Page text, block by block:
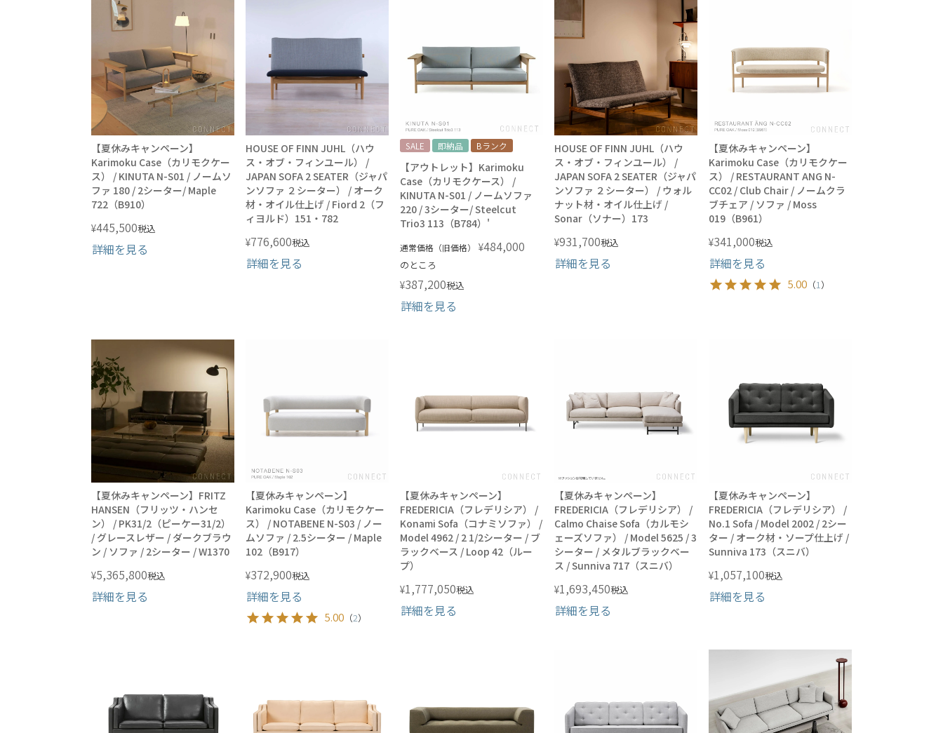
【夏休みキャンペーン】
Karimoku Case（カリモクケー
ス） / KINUTA N-S01 / ノームソ
ファ 180 / 2シーター/ Maple
722（B910）
¥445,500税込
詳細を見る
HOUSE OF FINN JUHL（ハウ
ス・オブ・フィンユール） /
JAPAN SOFA 2 SEATER（ジャパ
ンソファ ２シーター） / オーク
材・オイル仕上げ / Fiord 2（フ
ィヨルド）151・782
¥776,600税込
詳細を見る
SALE 即納品 Bランク
【アウトレット】Karimoku
Case（カリモクケース） /
KINUTA N-S01 / ノームソファ
220 / 3シーター/ Steelcut
Trio3 113（B784）'
通常価格（旧価格） ¥484,000
のところ
¥387,200税込
詳細を見る
HOUSE OF FINN JUHL（ハウ
ス・オブ・フィンユール） /
JAPAN SOFA 2 SEATER（ジャパ
ンソファ ２シーター） / ウォル
ナット材・オイル仕上げ /
Sonar（ソナー）173
¥931,700税込
詳細を見る
【夏休みキャンペーン】
Karimoku Case（カリモクケー
ス） / RESTAURANT ANG N-
CC02 / Club Chair / ノームクラ
ブチェア / ソファ / Moss
019（B961）
¥341,000税込
詳細を見る
5.00 （1）
【夏休みキャンペーン】FRITZ
HANSEN（フリッツ・ハンセ
ン） / PK31/2（ピーケー31/2）
/ グレースレザー / ダークブラウ
ン / ソファ / 2シーター / W1370
¥5,365,800税込
詳細を見る
【夏休みキャンペーン】
Karimoku Case（カリモクケー
ス） / NOTABENE N-S03 / ノー
ムソファ / 2.5シーター / Maple
102（B917）
¥372,900税込
詳細を見る
5.00 （2）
【夏休みキャンペーン】
FREDERICIA（フレデリシア） /
Konami Sofa（コナミソファ） /
Model 4962 / 2 1/2シーター / ブ
ラックベース / Loop 42（ルー
プ）
¥1,777,050税込
詳細を見る
【夏休みキャンペーン】
FREDERICIA（フレデリシア） /
Calmo Chaise Sofa（カルモシ
ェーズソファ） / Model 5625 / 3
シーター / メタルブラックベー
ス / Sunniva 717（スニバ）
¥1,693,450税込
詳細を見る
【夏休みキャンペーン】
FREDERICIA（フレデリシア） /
No.1 Sofa / Model 2002 / 2シー
ター / オーク材・ソープ仕上げ /
Sunniva 173（スニバ）
¥1,057,100税込
詳細を見る